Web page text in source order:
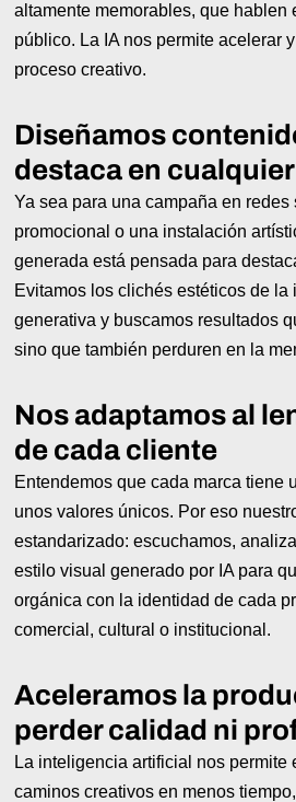
altamente memorables, que hablen
público. La IA nos permite acelerar
proceso creativo.
Diseñamos
destaca en
Ya sea para una campaña en
promocional o una instalación
generada está pensada para
Evitamos los clichés estéticos de la
generativa y buscamos resultados
sino que también perduren en la
Nos adaptamos al
de cada cliente
Entendemos que cada marca tiene
unos valores únicos. Por eso
estandarizado: escuchamos,
estilo visual generado por IA para
orgánica con la identidad de cada
comercial, cultural o institucional.
Aceleramos la
perder calidad ni
La inteligencia artificial nos permite
caminos creativos en menos